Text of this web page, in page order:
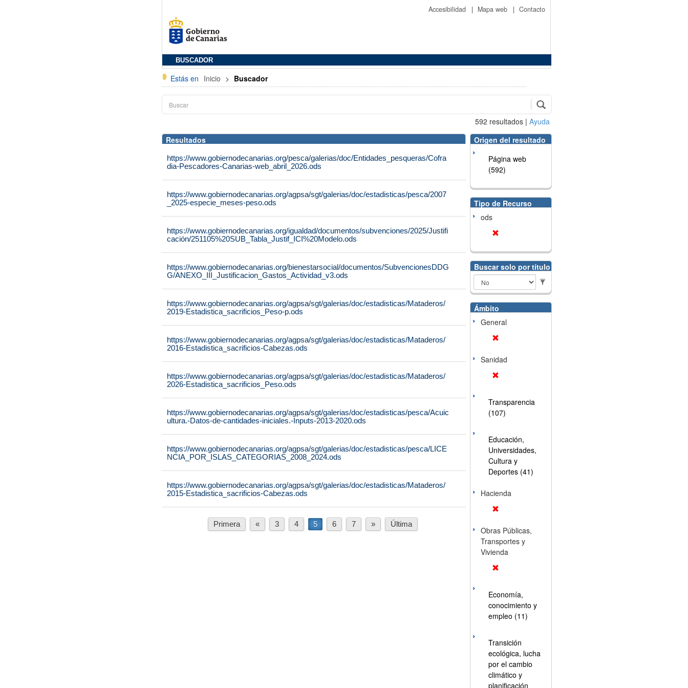
Accesibilidad | Mapa web | Contacto
BUSCADOR
Estás en Inicio > Buscador
592 resultados | Ayuda
Resultados
https://www.gobiernodecanarias.org/pesca/galerias/doc/Entidades_pesqueras/Cofra
dia-Pescadores-Canarias-web_abril_2026.ods
https://www.gobiernodecanarias.org/agpsa/sgt/galerias/doc/estadisticas/pesca/2007
_2025-especie_meses-peso.ods
https://www.gobiernodecanarias.org/igualdad/documentos/subvenciones/2025/Justifi
cación/251105%20SUB_Tabla_Justif_ICI%20Modelo.ods
https://www.gobiernodecanarias.org/bienestarsocial/documentos/SubvencionesDDG
G/ANEXO_III_Justificacion_Gastos_Actividad_v3.ods
https://www.gobiernodecanarias.org/agpsa/sgt/galerias/doc/estadisticas/Mataderos/
2019-Estadistica_sacrificios_Peso-p.ods
https://www.gobiernodecanarias.org/agpsa/sgt/galerias/doc/estadisticas/Mataderos/
2016-Estadistica_sacrificios-Cabezas.ods
https://www.gobiernodecanarias.org/agpsa/sgt/galerias/doc/estadisticas/Mataderos/
2026-Estadistica_sacrificios_Peso.ods
https://www.gobiernodecanarias.org/agpsa/sgt/galerias/doc/estadisticas/pesca/Acuic
ultura.-Datos-de-cantidades-iniciales.-Inputs-2013-2020.ods
https://www.gobiernodecanarias.org/agpsa/sgt/galerias/doc/estadisticas/pesca/LICE
NCIA_POR_ISLAS_CATEGORIAS_2008_2024.ods
https://www.gobiernodecanarias.org/agpsa/sgt/galerias/doc/estadisticas/Mataderos/
2015-Estadistica_sacrificios-Cabezas.ods
Primera « 3 4 5 6 7 » Última
Origen del resultado
Página web
(592)
Tipo de Recurso
ods
Buscar solo por título
Ámbito
General
Sanidad
Transparencia
(107)
Educación,
Universidades,
Cultura y
Deportes (41)
Hacienda
Obras Públicas,
Transportes y
Vivienda
Economía,
conocimiento y
empleo (11)
Transición
ecológica, lucha
por el cambio
climático y
planificación